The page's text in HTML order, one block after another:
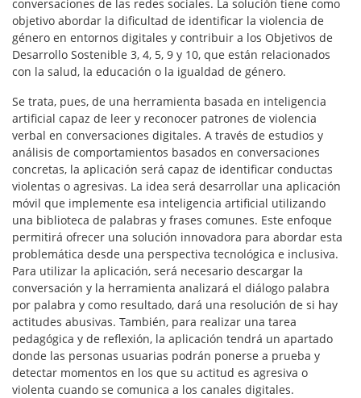
conversaciones de las redes sociales. La solución tiene como
objetivo abordar la dificultad de identificar la violencia de
género en entornos digitales y contribuir a los Objetivos de
Desarrollo Sostenible 3, 4, 5, 9 y 10, que están relacionados
con la salud, la educación o la igualdad de género.
Se trata, pues, de una herramienta basada en inteligencia
artificial capaz de leer y reconocer patrones de violencia
verbal en conversaciones digitales. A través de estudios y
análisis de comportamientos basados en conversaciones
concretas, la aplicación será capaz de identificar conductas
violentas o agresivas. La idea será desarrollar una aplicación
móvil que implemente esa inteligencia artificial utilizando
una biblioteca de palabras y frases comunes. Este enfoque
permitirá ofrecer una solución innovadora para abordar esta
problemática desde una perspectiva tecnológica e inclusiva.
Para utilizar la aplicación, será necesario descargar la
conversación y la herramienta analizará el diálogo palabra
por palabra y como resultado, dará una resolución de si hay
actitudes abusivas. También, para realizar una tarea
pedagógica y de reflexión, la aplicación tendrá un apartado
donde las personas usuarias podrán ponerse a prueba y
detectar momentos en los que su actitud es agresiva o
violenta cuando se comunica a los canales digitales.